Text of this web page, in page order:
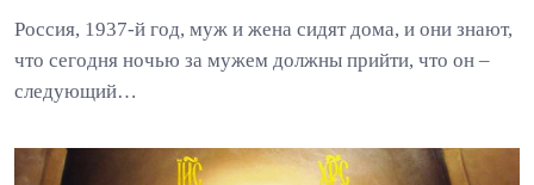
Россия, 1937-й год, муж и жена сидят дома, и они знают,
что сегодня ночью за мужем должны прийти, что он –
следующий…